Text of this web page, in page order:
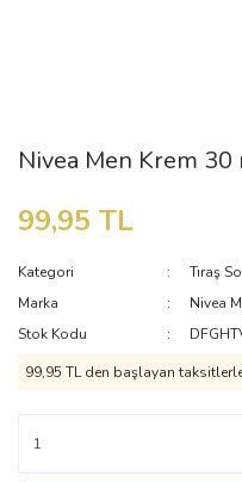
Nivea Men Krem 30
99,95 TL
Kategori
Tıraş
Marka
Nivea
Stok Kodu
99,95 TL den başlayan